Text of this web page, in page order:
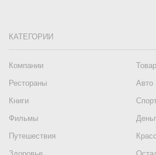
КАТЕГОРИИ
Компании
Рестораны
Авто
Книги
Фильмы
Путешествия